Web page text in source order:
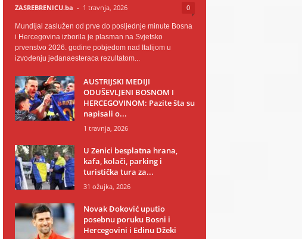
ZASREBRENICU.ba - 1 travnja, 2026 0
Mundijal zaslužen od prve do posljednje minute Bosna
i Hercegovina izborila je plasman na Svjetsko
prvenstvo 2026. godine pobjedom nad Italijom u
izvođenju jedanaesteraca rezultatom...
AUSTRIJSKI MEDIJI
ODUŠEVLJENI BOSNOM I
HERCEGOVINOM: Pazite šta su
napisali o...
1 travnja, 2026
U Zenici besplatna hrana,
kafa, kolači, parking i
turistička tura za...
31 ožujka, 2026
Novak Đoković uputio
posebnu poruku Bosni i
Hercegovini i Edinu Džeki